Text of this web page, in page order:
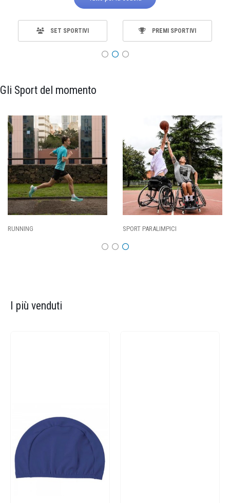
SET SPORTIVI PREMI SPORTIVI
Gli Sport del momento
SPORT PARALIMPICI CALCIO
I più venduti